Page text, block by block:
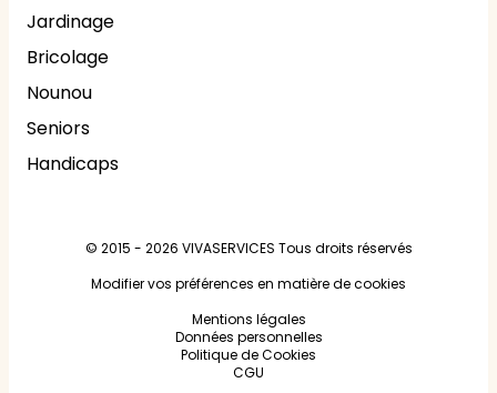
Jardinage
Bricolage
Nounou
Seniors
Handicaps
© 2015 - 2026 VIVASERVICES Tous droits réservés
Modifier vos préférences en matière de cookies
Mentions légales
Données personnelles
Politique de Cookies
CGU